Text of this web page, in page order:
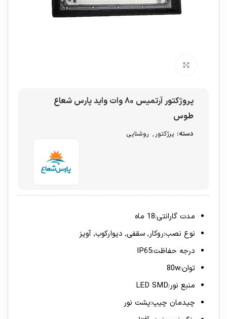
پروژکتور آرتمیس ۸۰ وات واید پارس شعاع
طوس
دسته: پرژکتور, روشنایی
مدت گارانتی:18 ماه
نوع نصب:روکار, سقفی, دیوارکوب, آویز
درجه حفاظت:IP65
توان:80w
منبع نور:LED SMD
چیدمان چیپ:پشت نور